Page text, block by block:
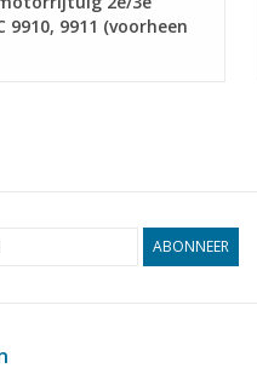
9910, 9911 (voorheen
6) voor Spoor 0 -
ABONNEER